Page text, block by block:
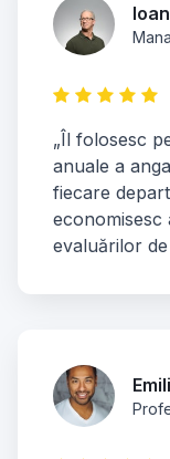
„Îl folosesc
anuale a
fiecare
economisesc
evaluărilor